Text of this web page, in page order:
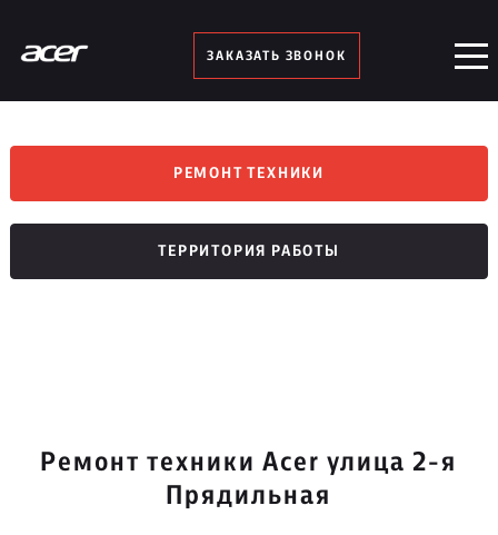
ЗАКАЗАТЬ ЗВОНОК
РЕМОНТ ТЕХНИКИ
ТЕРРИТОРИЯ РАБОТЫ
Ремонт техники Acer улица 2-я
Прядильная